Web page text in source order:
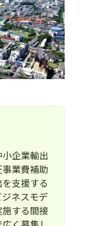
企業輸出
業費補助
支援する
ネスモデ
する間接